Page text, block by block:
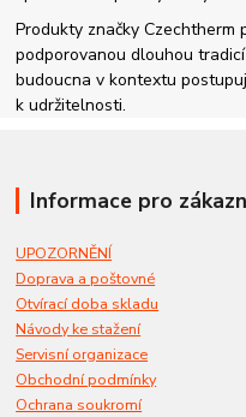
Produkty značky
podporovanou dlouhou
budoucna v kontextu
k udržitelnosti.
Informace pro
UPOZORNĚNÍ
Doprava a poštovné
Otvírací doba skladu
Návody ke stažení
Servisní organizace
Obchodní podmínky
Ochrana soukromí